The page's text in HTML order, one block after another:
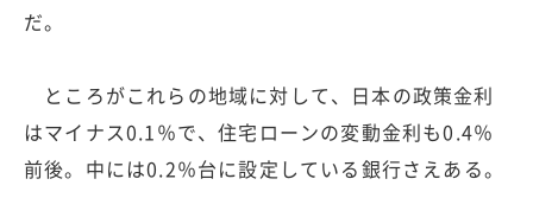
だ。
ところがこれらの地域に対して、日本の政策金利
はマイナス0.1％で、住宅ローンの変動金利も0.4％
前後。中には0.2％台に設定している銀行さえある。